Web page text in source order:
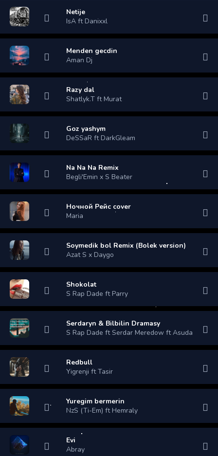
Netije
IsA ft Danixxl
Menden gecdin
Aman Dj
Razy dal
Shatlyk.T ft Murat
Goz yashym
DeSSaR ft DarkGleam
Na Na Na Remix
Begli'Emin x S Beater
Ночной Рейс cover
Maria
Soymedik bol Remix (Bolek version)
Azat S x Daygo
Shokolat
S Rap Dade ft Parry
Serdaryn & Bilbilin Dramasy
S Rap Dade ft Serdar Meredow ft Asuda
Redbull
Yigrenji ft Tasir
Yuregim bermerin
NzS (Ti-Em) ft Hemraly
Evi
Abray